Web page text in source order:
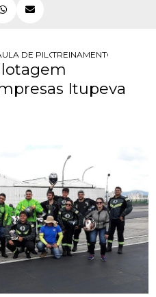
PARA EMPRESAS
DE PILOTAGEM DEFENSIVA
TREINAMENTO DE
Itupeva